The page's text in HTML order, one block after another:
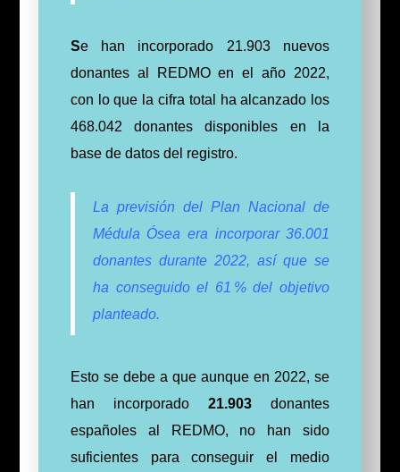
Se han incorporado 21.903 nuevos
donantes al REDMO en el año 2022,
con lo que la cifra total ha alcanzado los
468.042 donantes disponibles en la
base de datos del registro.
La previsión del Plan Nacional de
Médula Ósea era incorporar 36.001
donantes durante 2022, así que se
ha conseguido el 61 % del objetivo
planteado.
Esto se debe a que aunque en 2022, se
han incorporado21.903 donantes
españoles al REDMO, no han sido
suficientes para conseguir el medio